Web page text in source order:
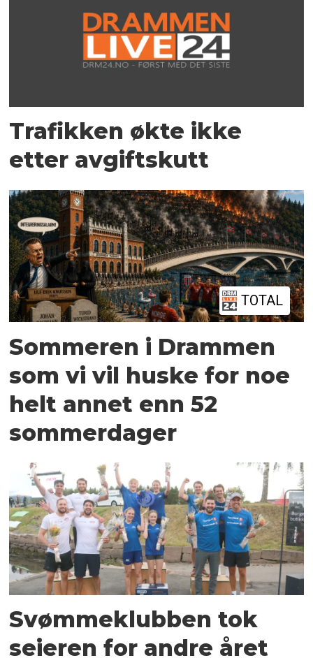
Trafikken økte ikke
etter avgiftskutt
TOTAL
Sommeren i Drammen
som vi vil huske for noe
helt annet enn 52
sommerdager
Svømmeklubben tok
seieren for andre året